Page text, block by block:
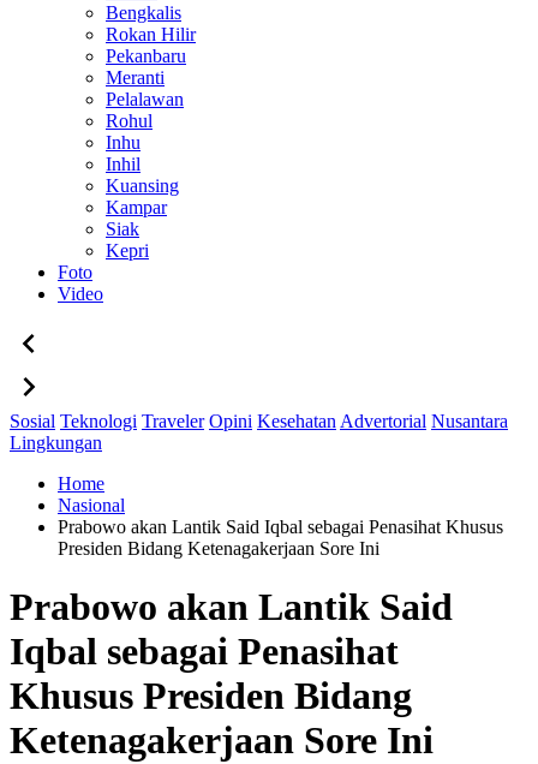
Bengkalis
Rokan Hilir
Pekanbaru
Meranti
Pelalawan
Rohul
Inhu
Inhil
Kuansing
Kampar
Siak
Kepri
Foto
Video
Sosial Teknologi Traveler Opini Kesehatan Advertorial Nusantara
Lingkungan
Home
Nasional
Prabowo akan Lantik Said Iqbal sebagai Penasihat Khusus
Presiden Bidang Ketenagakerjaan Sore Ini
Prabowo akan Lantik Said
Iqbal sebagai Penasihat
Khusus Presiden Bidang
Ketenagakerjaan Sore Ini